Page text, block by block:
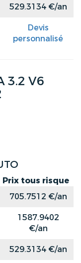
529.3134 €/an
Devis
personnalisé
3.2 V6
Prix tous risque
705.7512 €/an
1587.9402
€/an
529.3134 €/an